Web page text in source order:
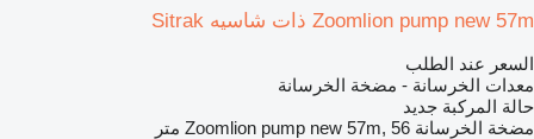
Zoomlion pump new 57m ذات شاسيه Sitrak
السعر عند الطلب
معدات الخرسانة - مضخة الخرسانة
حالة المركبة جديد
مضخة الخرسانة Zoomlion pump new 57m, 56 متر